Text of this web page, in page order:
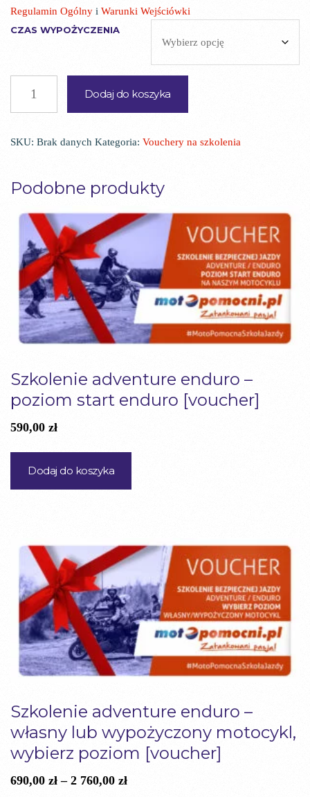
Regulamin Ogólny i Warunki Wejściówki
CZAS WYPOŻYCZENIA
VARG
ENDURO
ENDURO
CAMP
Dodaj do koszyka
SKU: Brak danych Kategoria: Vouchery na szkolenia
Podobne produkty
Szkolenie adventure enduro –
poziom start enduro [voucher]
590,00 zł
Dodaj do koszyka
Szkolenie adventure enduro –
własny lub wypożyczony motocykl,
wybierz poziom [voucher]
690,00 zł – 2 760,00 złZakres